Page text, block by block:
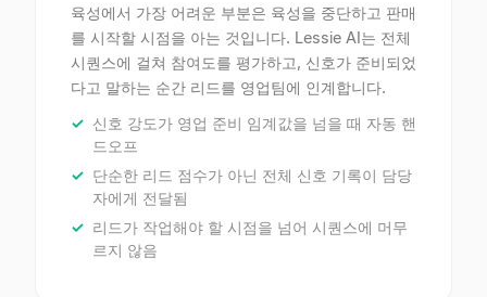
육성에서 가장 어려운 부분은 육성을 중단하고 판매
를 시작할 시점을 아는 것입니다. Lessie AI는 전체
시퀀스에 걸쳐 참여도를 평가하고, 신호가 준비되었
다고 말하는 순간 리드를 영업팀에 인계합니다.
신호 강도가 영업 준비 임계값을 넘을 때 자동 핸
드오프
단순한 리드 점수가 아닌 전체 신호 기록이 담당
자에게 전달됨
리드가 작업해야 할 시점을 넘어 시퀀스에 머무
르지 않음